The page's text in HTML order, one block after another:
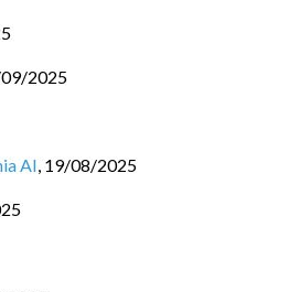
2025
AI, 19/08/2025